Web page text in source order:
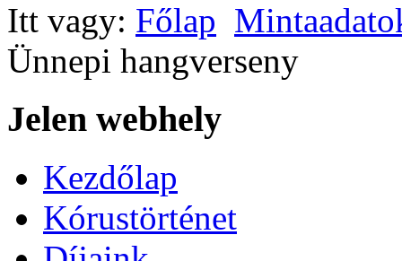
Itt vagy: Főlap
Ünnepi hangverseny
Jelen webhely
Kezdőlap
Kórustörténet